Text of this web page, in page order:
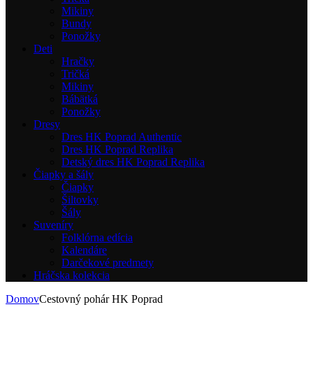
Mikiny
Bundy
Ponožky
Deti
Hračky
Tričká
Mikiny
Bábätká
Ponožky
Dresy
Dres HK Poprad Authentic
Dres HK Poprad Replika
Detský dres HK Poprad Replika
Čiapky a šály
Čiapky
Šiltovky
Šály
Suveníry
Folklórna edícia
Kalendáre
Darčekové predmety
Hráčska kolekcia
DomovCestovný pohár HK Poprad